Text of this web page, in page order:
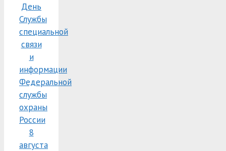
День
Службы
специальной
связи
и
информации
Федеральной
службы
охраны
России
8
августа